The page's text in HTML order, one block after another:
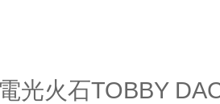
光火石TOBBY